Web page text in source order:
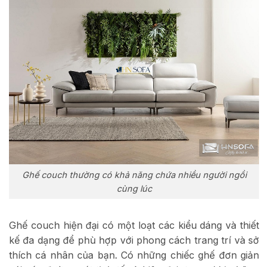
Ghế couch thường có khả năng chứa nhiều người ngồi
cùng lúc
Ghế couch hiện đại có một loạt các kiểu dáng và thiết
kế đa dạng để phù hợp với phong cách trang trí và sở
thích cá nhân của bạn. Có những chiếc ghế đơn giản